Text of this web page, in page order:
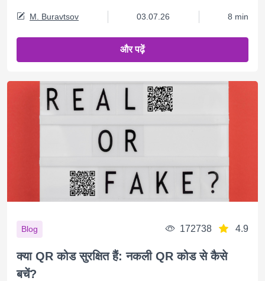
M. Buravtsov 03.07.26 8 min
और पढ़ें
Blog 172738 4.9
क्या QR कोड सुरक्षित हैं: नकली QR कोड से कैसे
बचें?